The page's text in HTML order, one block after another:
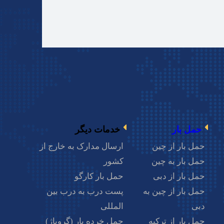
حمل بار از چین
حمل بار به چین
حمل بار از دبی
حمل بار از چین به
دبی
حمل بار از ترکیه
حمل بار
ارسال مدارک به خارج از
کشور
حمل بار کارگو
پست درب به درب بین
المللی
حمل خرده بار (گروپاژ)
خدمات دیگر
صادرات را انجام دهید. برای صادرات به این
بفرستید.
این کارت نمی‌توانید هیچ‌گونه تجارتی با امارات و
به آن توجه داشت.